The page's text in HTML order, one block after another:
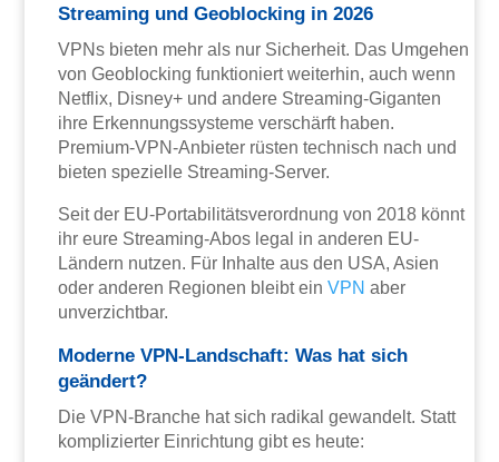
Streaming und Geoblocking in 2026
VPNs bieten mehr als nur Sicherheit. Das Umgehen
von Geoblocking funktioniert weiterhin, auch wenn
Netflix, Disney+ und andere Streaming-Giganten
ihre Erkennungssysteme verschärft haben.
Premium-VPN-Anbieter rüsten technisch nach und
bieten spezielle Streaming-Server.
Seit der EU-Portabilitätsverordnung von 2018 könnt
ihr eure Streaming-Abos legal in anderen EU-
Ländern nutzen. Für Inhalte aus den USA, Asien
oder anderen Regionen bleibt einVPN aber
unverzichtbar.
Moderne VPN-Landschaft: Was hat sich
geändert?
Die VPN-Branche hat sich radikal gewandelt. Statt
komplizierter Einrichtung gibt es heute: